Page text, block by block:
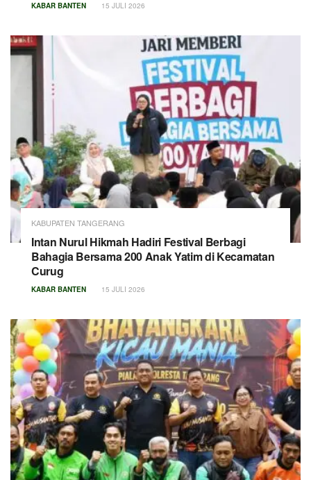
KABAR BANTEN 15 JULI 2026
KABUPATEN TANGERANG
Intan Nurul Hikmah Hadiri Festival Berbagi
Bahagia Bersama 200 Anak Yatim di Kecamatan
Curug
KABAR BANTEN 15 JULI 2026